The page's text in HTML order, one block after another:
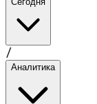
/
Аналитика